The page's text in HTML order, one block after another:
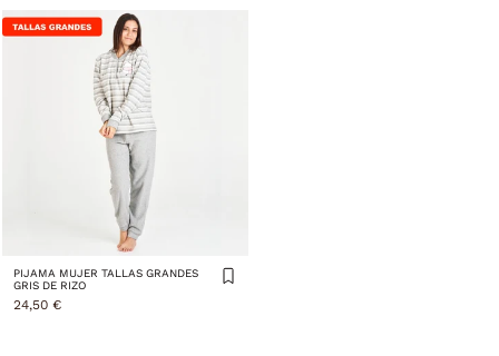
PIJAMA MUJER TALLAS GRANDES
GRIS DE RIZO
24,50 €